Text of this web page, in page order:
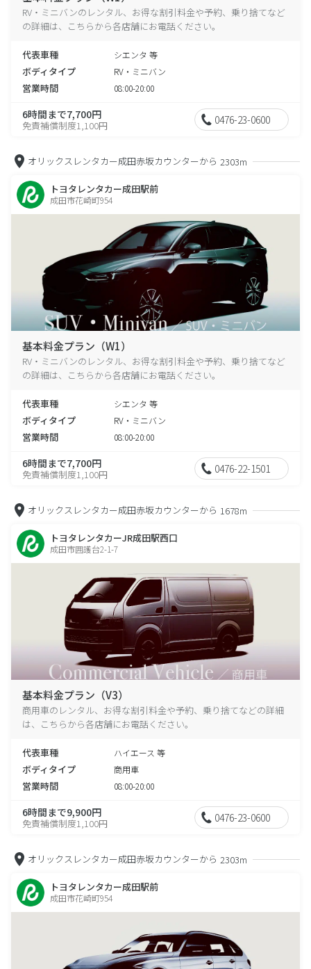
RV・ミニバンのレンタル、お得な割引料金や予約、乗り捨てなど
の詳細は、こちらから各店舗にお電話ください。
代表車種 シエンタ 等
ボディタイプ RV・ミニバン
営業時間 08:00-20:00
6時間まで7,700円
免責補償制度1,100円 0476-23-0600
オリックスレンタカー成田赤坂カウンターから 2303m
トヨタレンタカー成田駅前
成田市花崎町954
基本料金プラン（W1）
RV・ミニバンのレンタル、お得な割引料金や予約、乗り捨てなど
の詳細は、こちらから各店舗にお電話ください。
代表車種 シエンタ 等
ボディタイプ RV・ミニバン
営業時間 08:00-20:00
6時間まで7,700円
免責補償制度1,100円 0476-22-1501
オリックスレンタカー成田赤坂カウンターから 1678m
トヨタレンタカーJR成田駅西口
成田市囲護台2-1-7
基本料金プラン（V3）
商用車のレンタル、お得な割引料金や予約、乗り捨てなどの詳細
は、こちらから各店舗にお電話ください。
代表車種 ハイエース 等
ボディタイプ 商用車
営業時間 08:00-20:00
6時間まで9,900円
免責補償制度1,100円 0476-23-0600
オリックスレンタカー成田赤坂カウンターから 2303m
トヨタレンタカー成田駅前
成田市花崎町954